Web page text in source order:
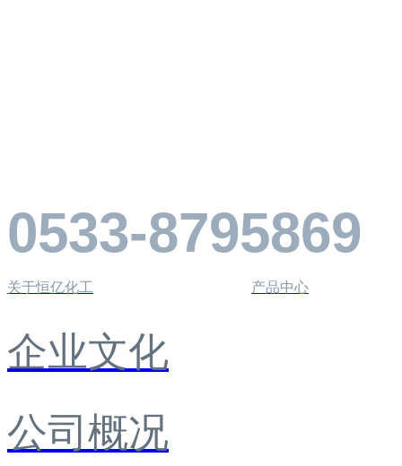
0533-8795869
关于恒亿化工 产品中心
企业文化
公司概况